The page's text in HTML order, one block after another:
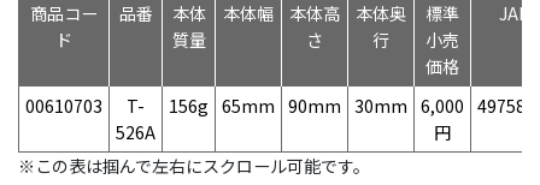
商品コー
ド
品番
本体
質量
本体幅
本体高
さ
本体奥
行
標準
小売
価格
JAN
00610703
T-
526A
156g 65mm 90mm 30mm 6,000
円
※この表は掴んで左右にスクロール可能です。